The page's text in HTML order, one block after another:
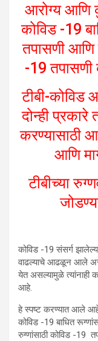
आरोग्य आणि
कोविड -19
तपासणी आणि
-19
टीबी-कोविड
दोन्ही
करण्यासाठी
आणि
टीबीच्या
कोविड -19 संसर्ग
वाढल्याचे आढळून आले
येत असल्यामुळे त्यांनाही
आहे.
हे स्पष्ट करण्यात आले
कोविड -19 बाधित
रुग्णांसाठी कोविड -19